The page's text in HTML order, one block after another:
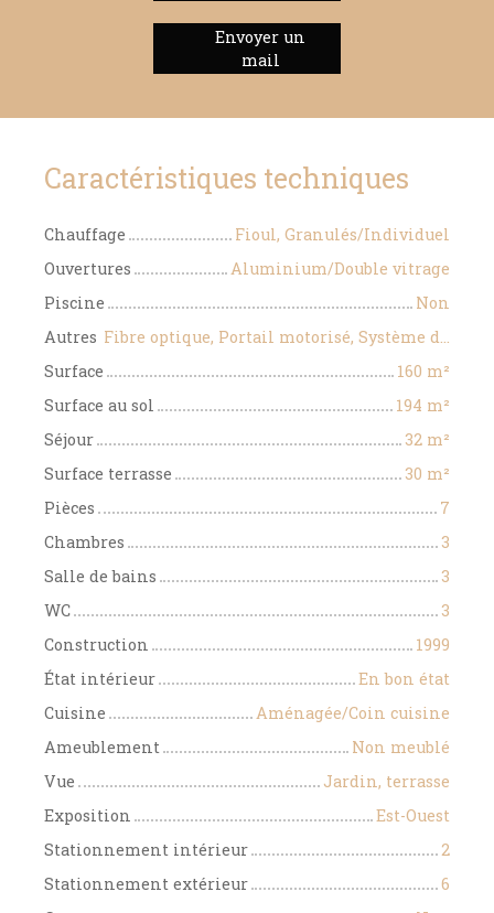
Envoyer un
mail
Caractéristiques techniques
Chauffage
Fioul, Granulés/Individuel
Ouvertures
Aluminium/Double vitrage
Piscine
Non
Autres
Fibre optique, Portail motorisé, Système d'alarme
Surface
160 m²
Surface au sol
194 m²
Séjour
32 m²
Surface terrasse
30 m²
Pièces
7
Chambres
3
Salle de bains
3
WC
3
Construction
1999
État intérieur
En bon état
Cuisine
Aménagée/Coin cuisine
Ameublement
Non meublé
Vue
Jardin, terrasse
Exposition
Est-Ouest
Stationnement intérieur
2
Stationnement extérieur
6